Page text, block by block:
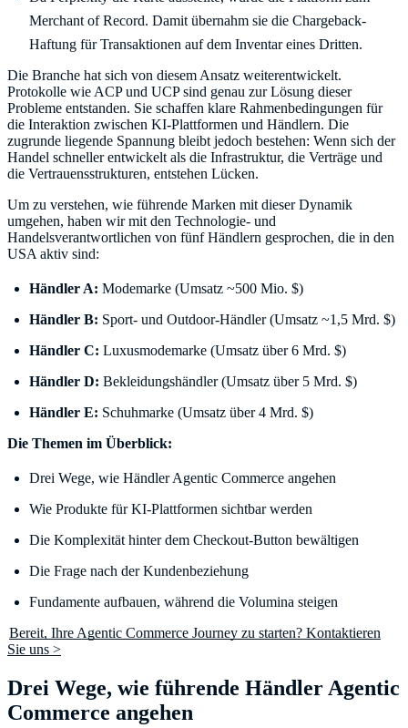
Merchant of Record. Damit übernahm sie die Chargeback-
Haftung für Transaktionen auf dem Inventar eines Dritten.
Die Branche hat sich von diesem Ansatz weiterentwickelt.
Protokolle wie ACP und UCP sind genau zur Lösung dieser
Probleme entstanden. Sie schaffen klare Rahmenbedingungen für
die Interaktion zwischen KI-Plattformen und Händlern. Die
zugrunde liegende Spannung bleibt jedoch bestehen: Wenn sich der
Handel schneller entwickelt als die Infrastruktur, die Verträge und
die Vertrauensstrukturen, entstehen Lücken.
Um zu verstehen, wie führende Marken mit dieser Dynamik
umgehen, haben wir mit den Technologie- und
Handelsverantwortlichen von fünf Händlern gesprochen, die in den
USA aktiv sind:
Händler A: Modemarke (Umsatz ~500 Mio. $)
Händler B: Sport- und Outdoor-Händler (Umsatz ~1,5 Mrd. $)
Händler C: Luxusmodemarke (Umsatz über 6 Mrd. $)
Händler D: Bekleidungshändler (Umsatz über 5 Mrd. $)
Händler E: Schuhmarke (Umsatz über 4 Mrd. $)
Die Themen im Überblick:
Drei Wege, wie Händler Agentic Commerce angehen
Wie Produkte für KI-Plattformen sichtbar werden
Die Komplexität hinter dem Checkout-Button bewältigen
Die Frage nach der Kundenbeziehung
Fundamente aufbauen, während die Volumina steigen
Bereit, Ihre Agentic Commerce Journey zu starten? Kontaktieren
Sie uns >
Drei Wege, wie führende Händler Agentic
Commerce angehen